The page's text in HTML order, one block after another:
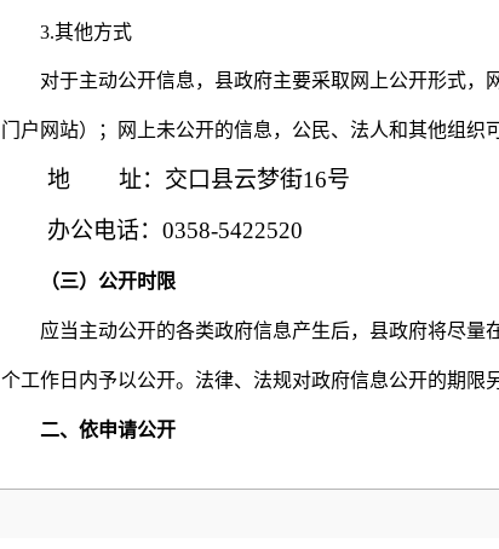
3.其他方式
对于主动公开信息，县政府主要采取网上公开形式，
门户网站）；网上未公开的信息，公民、法人和其他组织
地 址：交口县云梦街16号
办公电话：0358-5422520
（三）公开时限
应当主动公开的各类政府信息产生后，县政府将尽量
个工作日内予以公开。法律、法规对政府信息公开的期限
二、依申请公开